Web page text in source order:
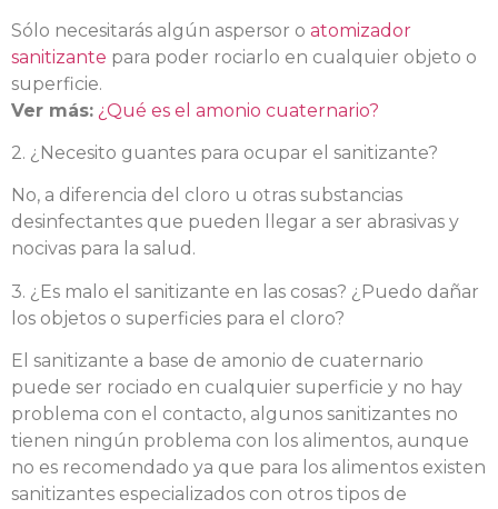
Sólo necesitarás algún aspersor o atomizador
sanitizante para poder rociarlo en cualquier objeto o
superficie.
Ver más: ¿Qué es el amonio cuaternario?
2. ¿Necesito guantes para ocupar el sanitizante?
No, a diferencia del cloro u otras substancias
desinfectantes que pueden llegar a ser abrasivas y
nocivas para la salud.
3. ¿Es malo el sanitizante en las cosas? ¿Puedo dañar
los objetos o superficies para el cloro?
El sanitizante a base de amonio de cuaternario
puede ser rociado en cualquier superficie y no hay
problema con el contacto, algunos sanitizantes no
tienen ningún problema con los alimentos, aunque
no es recomendado ya que para los alimentos existen
sanitizantes especializados con otros tipos de